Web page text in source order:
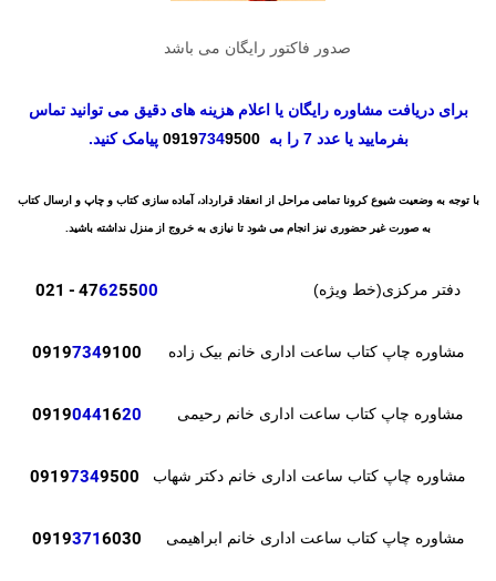
صدور فاکتور رایگان می باشد
برای دریافت مشاوره رایگان یا اعلام هزینه های دقیق می توانید تماس
بفرمایید یا عدد 7 را به
09197349500 پیامک کنید.
با توجه به وضعیت شیوع کرونا تمامی مراحل از انعقاد قرارداد، آماده سازی کتاب و چاپ و ارسال کتاب
به صورت غیر حضوری نیز انجام می شود تا نیازی به خروج از منزل نداشته باشید.
دفتر مرکزی(خط ویژه) 47625500
- 021
مشاوره چاپ کتاب ساعت اداری خانم بیک زاده 09197349100
مشاوره چاپ کتاب ساعت اداری خانم رحیمی 09190441620
مشاوره چاپ کتاب ساعت اداری خانم دکتر شهاب 09197349500
مشاوره چاپ کتاب ساعت اداری خانم ابراهیمی 3716030